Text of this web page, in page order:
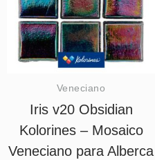
Veneciano
Iris v20 Obsidian
Kolorines – Mosaico
Veneciano para Alberca